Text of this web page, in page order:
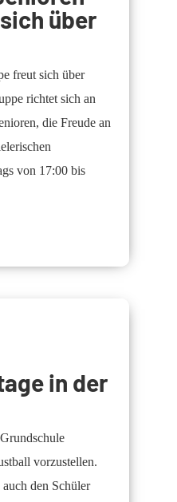
über
freut sich über
richtet sich an
die Freude an
von 17:00 bis
in der
vorzustellen.
den Schüler